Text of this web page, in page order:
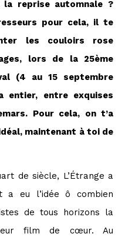
la reprise automnale ?
pour cela, il te
les couloirs rose
lors de la 25ème
(4 au 15 septembre
entier, entre exquises
Pour cela, on t’a
maintenant à toi de
de siècle, L’Étrange a
eu l’idée ô combien
de tous horizons la
film de cœur. Au